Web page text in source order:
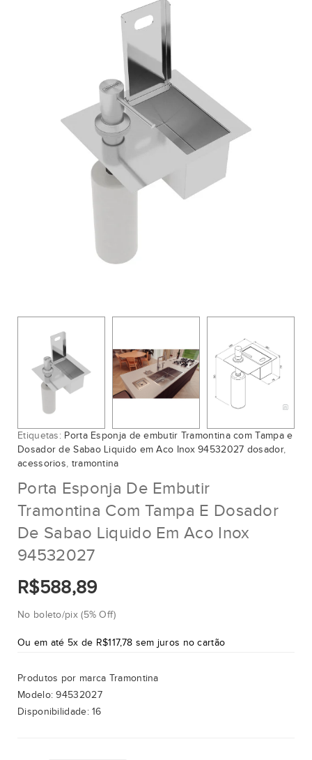
Etiquetas: Porta Esponja de embutir Tramontina com Tampa e
Dosador de Sabao Liquido em Aco Inox 94532027 dosador,
acessorios, tramontina
Porta Esponja De Embutir
Tramontina Com Tampa E Dosador
De Sabao Liquido Em Aco Inox
94532027
R$588,89
No boleto/pix (5% Off)
Ou em até 5x de R$117,78 sem juros no cartão
Produtos por marca Tramontina
Modelo:94532027
Disponibilidade:16